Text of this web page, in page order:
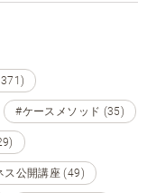
#ケースメソッド (35)
ス公開講座 (49)